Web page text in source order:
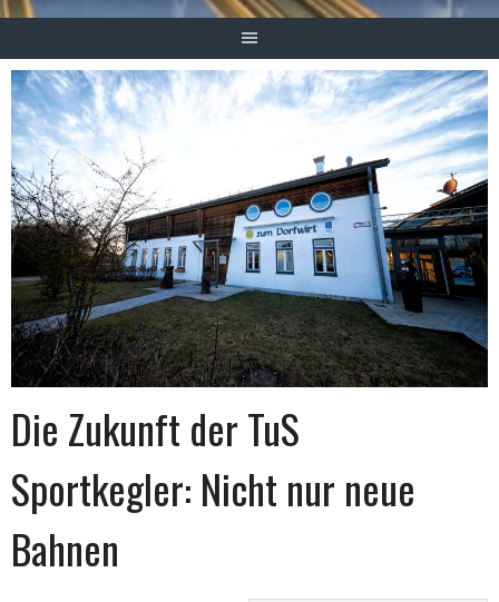
Die Zukunft der TuS
Sportkegler: Nicht nur neue
Bahnen